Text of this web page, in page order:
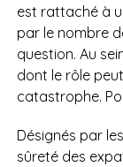
est rattaché à
par le nombre
question. Au
dont le rôle
catastrophe.
Désignés par
sûreté des